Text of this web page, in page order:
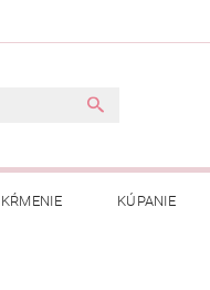
KŔMENIE KÚPANIE